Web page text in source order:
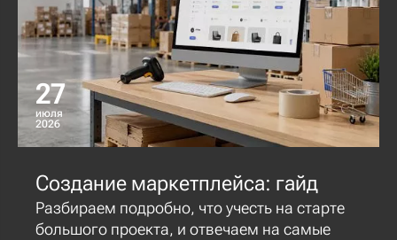
27
июля
2026
Создание маркетплейса: гайд
Разбираем подробно, что учесть на старте
большого проекта, и отвечаем на самые